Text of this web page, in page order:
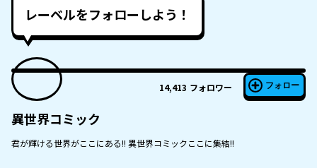
レーベルをフォローしよう！
14,413 フォロワー フォロー
異世界コミック
君が輝ける世界がここにある!! 異世界コミックここに集結!!